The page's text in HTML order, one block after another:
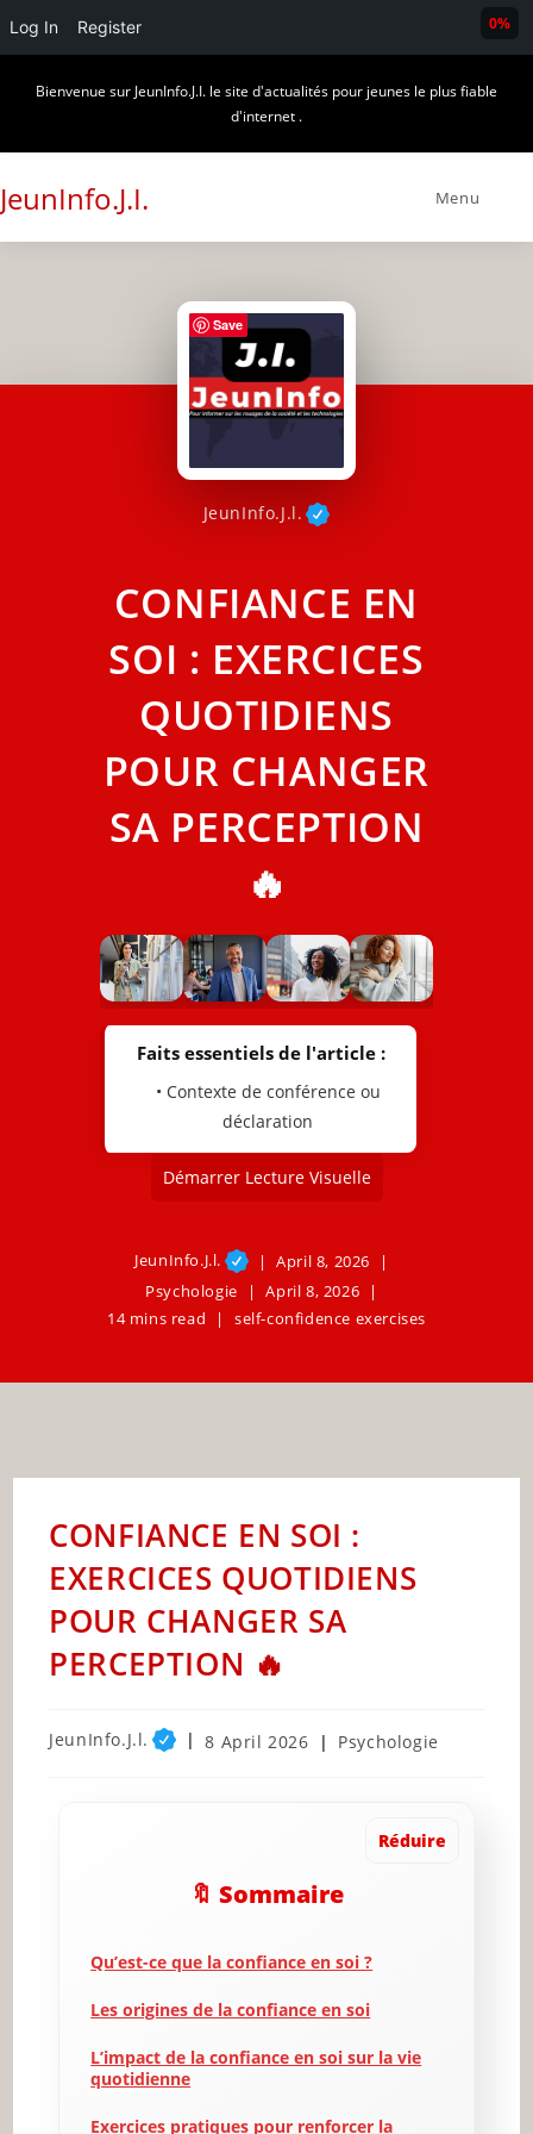
Log In Register
Bienvenue sur JeunInfo.J.I. le site d'actualités pour jeunes le plus fiable
d'internet .
JeunInfo.J.I. Menu
JeunInfo.J.l.
CONFIANCE EN
SOI : EXERCICES
QUOTIDIENS
POUR CHANGER
SA PERCEPTION
🔥
Faits essentiels de l'article :
• Contexte de conférence ou
déclaration
Démarrer Lecture Visuelle
JeunInfo.J.l.
April 8, 2026
Psychologie
April 8, 2026
14 mins read
self-confidence exercises
CONFIANCE EN SOI :
EXERCICES QUOTIDIENS
POUR CHANGER SA
PERCEPTION 🔥
Post
JeunInfo.J.l.
Post
8 April 2026
Post
Psychologie
Réduire
🔖 Sommaire
Qu’est-ce que la confiance en soi ?
Les origines de la confiance en soi
L’impact de la confiance en soi sur la vie
quotidienne
Exercices pratiques pour renforcer la
0%
Save